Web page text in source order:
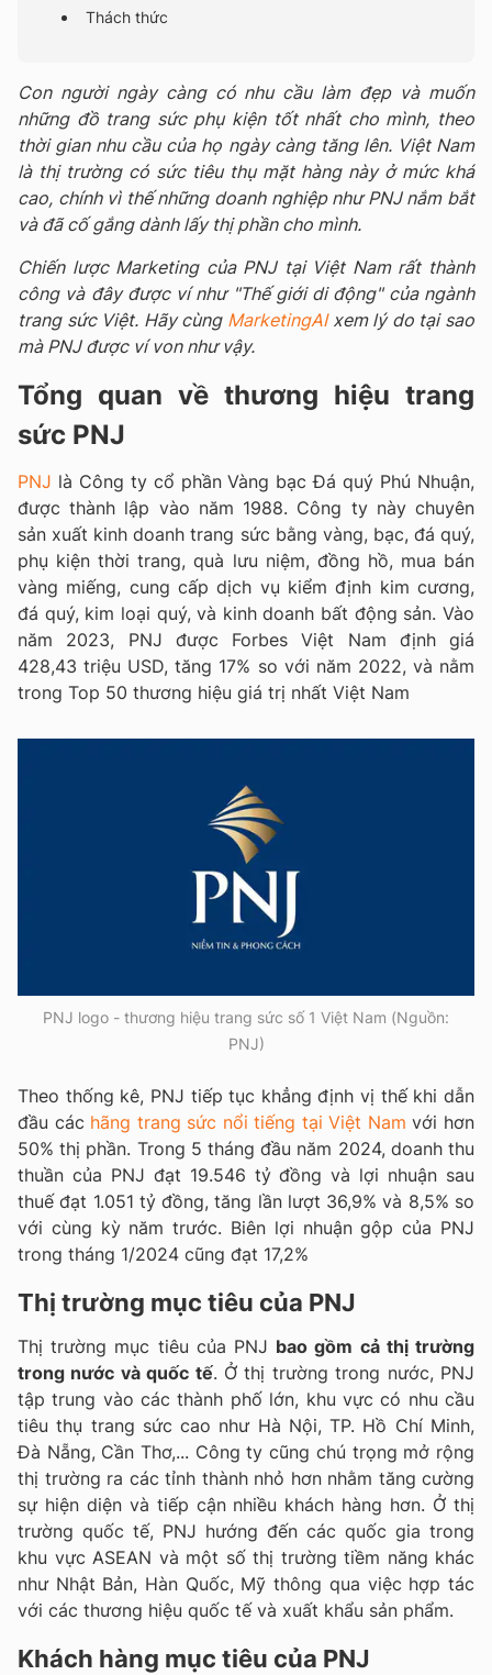
Thách thức
Con người ngày càng có nhu cầu làm đẹp và muốn
những đồ trang sức phụ kiện tốt nhất cho mình, theo
thời gian nhu cầu của họ ngày càng tăng lên. Việt Nam
là thị trường có sức tiêu thụ mặt hàng này ở mức khá
cao, chính vì thế những doanh nghiệp như PNJ nắm bắt
và đã cố gắng dành lấy thị phần cho mình.
Chiến lược Marketing của PNJ tại Việt Nam rất thành
công và đây được ví như "Thế giới di động" của ngành
trang sức Việt. Hãy cùng MarketingAIxem lý do tại sao
mà PNJ được ví von như vậy.
Tổng quan về thương hiệu trang
sức PNJ
PNJ là Công ty cổ phần Vàng bạc Đá quý Phú Nhuận,
được thành lập vào năm 1988. Công ty này chuyên
sản xuất kinh doanh trang sức bằng vàng, bạc, đá quý,
phụ kiện thời trang, quà lưu niệm, đồng hồ, mua bán
vàng miếng, cung cấp dịch vụ kiểm định kim cương,
đá quý, kim loại quý, và kinh doanh bất động sản. Vào
năm 2023, PNJ được Forbes Việt Nam định giá
428,43 triệu USD, tăng 17% so với năm 2022, và nằm
trong Top 50 thương hiệu giá trị nhất Việt Nam
PNJ logo - thương hiệu trang sức số 1 Việt Nam (Nguồn:
PNJ)
Theo thống kê, PNJ tiếp tục khẳng định vị thế khi dẫn
đầu các hãng trang sức nổi tiếng tại Việt Nam với hơn
50% thị phần. Trong 5 tháng đầu năm 2024, doanh thu
thuần của PNJ đạt 19.546 tỷ đồng và lợi nhuận sau
thuế đạt 1.051 tỷ đồng, tăng lần lượt 36,9% và 8,5% so
với cùng kỳ năm trước. Biên lợi nhuận gộp của PNJ
trong tháng 1/2024 cũng đạt 17,2%
Thị trường mục tiêu của PNJ
Thị trường mục tiêu của PNJ bao gồm cả thị trường
trong nước và quốc tế. Ở thị trường trong nước, PNJ
tập trung vào các thành phố lớn, khu vực có nhu cầu
tiêu thụ trang sức cao như Hà Nội, TP. Hồ Chí Minh,
Đà Nẵng, Cần Thơ,... Công ty cũng chú trọng mở rộng
thị trường ra các tỉnh thành nhỏ hơn nhằm tăng cường
sự hiện diện và tiếp cận nhiều khách hàng hơn. Ở thị
trường quốc tế, PNJ hướng đến các quốc gia trong
khu vực ASEAN và một số thị trường tiềm năng khác
như Nhật Bản, Hàn Quốc, Mỹ thông qua việc hợp tác
với các thương hiệu quốc tế và xuất khẩu sản phẩm.
Khách hàng mục tiêu của PNJ